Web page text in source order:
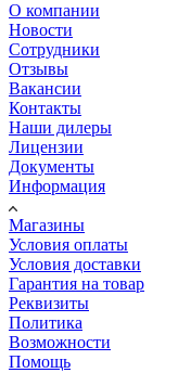
О компании
Новости
Сотрудники
Отзывы
Вакансии
Контакты
Наши дилеры
Лицензии
Документы
Информация
Магазины
Условия оплаты
Условия доставки
Гарантия на товар
Реквизиты
Политика
Возможности
Помощь